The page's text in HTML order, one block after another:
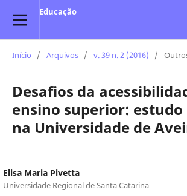
Educação
Início / Arquivos / v. 39 n. 2 (2016) /
Desafios da
ensino superior: estudo
na Universidade de
Elisa Maria Pivetta
Universidade Regional de Santa Catarina